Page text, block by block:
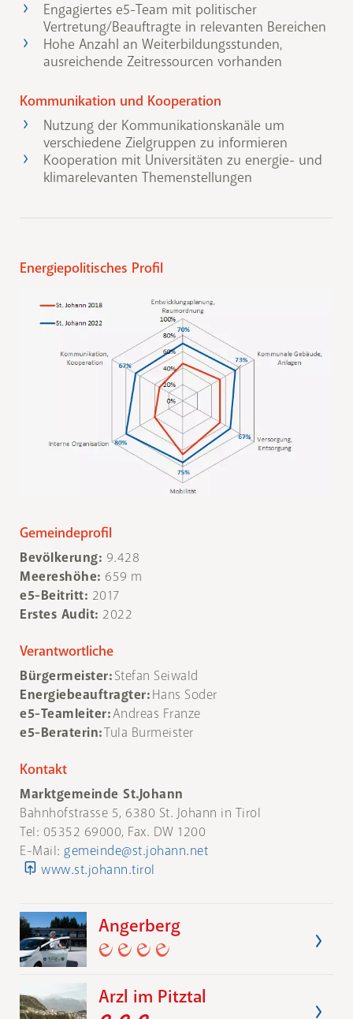
Engagiertes e5-Team mit politischer
Vertretung/Beauftragte in relevanten Bereichen
Hohe Anzahl an Weiterbildungsstunden,
ausreichende Zeitressourcen vorhanden
Kommunikation und Kooperation
Nutzung der Kommunikationskanäle um
verschiedene Zielgruppen zu informieren
Kooperation mit Universitäten zu energie- und
klimarelevanten Themenstellungen
Energiepolitisches Profil
Gemeindeprofil
Bevölkerung: 9.428
Meereshöhe: 659 m
e5-Beitritt: 2017
Erstes Audit: 2022
Verantwortliche
Bürgermeister:Stefan Seiwald
Energiebeauftragter:Hans Soder
e5-Teamleiter:Andreas Franze
e5-Beraterin:Tula Burmeister
Kontakt
Marktgemeinde St.Johann
Bahnhofstrasse 5, 6380 St. Johann in Tirol
Tel: 05352 69000, Fax. DW 1200
E-Mail:gemeinde@st.johann.net
www.st.johann.tirol
Angerberg
Arzl im Pitztal